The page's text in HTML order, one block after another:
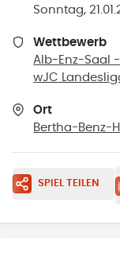
Sonntag,
Wettbewerb
Alb-Enz-Saal
wJC
Ort
Bertha-Benz-
SPIEL TEILEN